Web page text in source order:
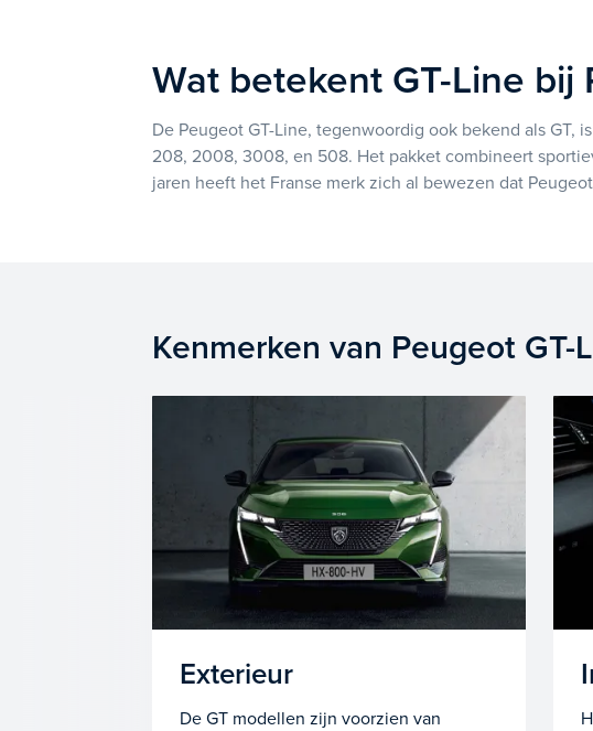
Wat betekent GT-Line bij
De Peugeot GT-Line, tegenwoordig ook bekend als GT,
208, 2008, 3008, en 508. Het pakket combineert
jaren heeft het Franse merk zich al bewezen dat
Kenmerken van Peugeot GT-
Exterieur
De GT modellen zijn voorzien van